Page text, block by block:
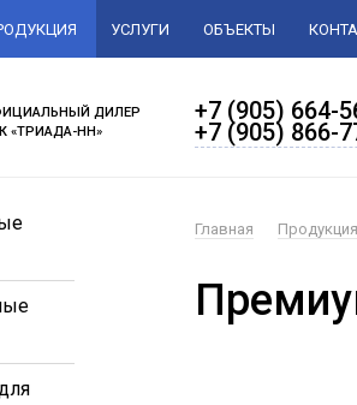
УСЛУГИ ОБЪЕКТЫ
ДИЛЕР
«ТРИАДА-НН»
+7 (905) 664-
+7 (905) 866-
Главная Продукция